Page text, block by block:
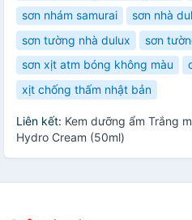
sơn nhám samurai
sơn nhà
sơn tường nhà dulux
sơn
sơn xịt atm bóng không màu
xịt chống thấm nhật bản
Liên kết: Kem dưỡng ẩm Trắng
Hydro Cream (50ml)